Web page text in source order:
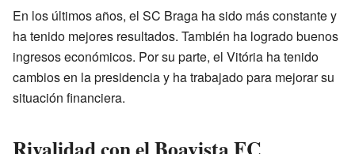
En los últimos años, el SC Braga ha sido más constante y
ha tenido mejores resultados. También ha logrado buenos
ingresos económicos. Por su parte, el Vitória ha tenido
cambios en la presidencia y ha trabajado para mejorar su
situación financiera.